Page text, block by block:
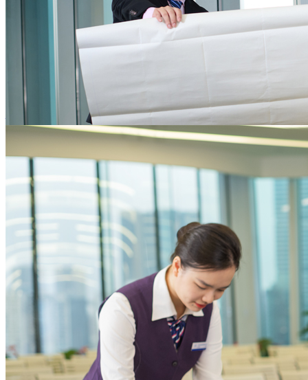
为企业核心业务发展保驾护航
提供一站式的行政后勤服务，降低后勤运营资
本，增进员工满意度
为企业聚焦核心业务提供全方位支撑
大型企业